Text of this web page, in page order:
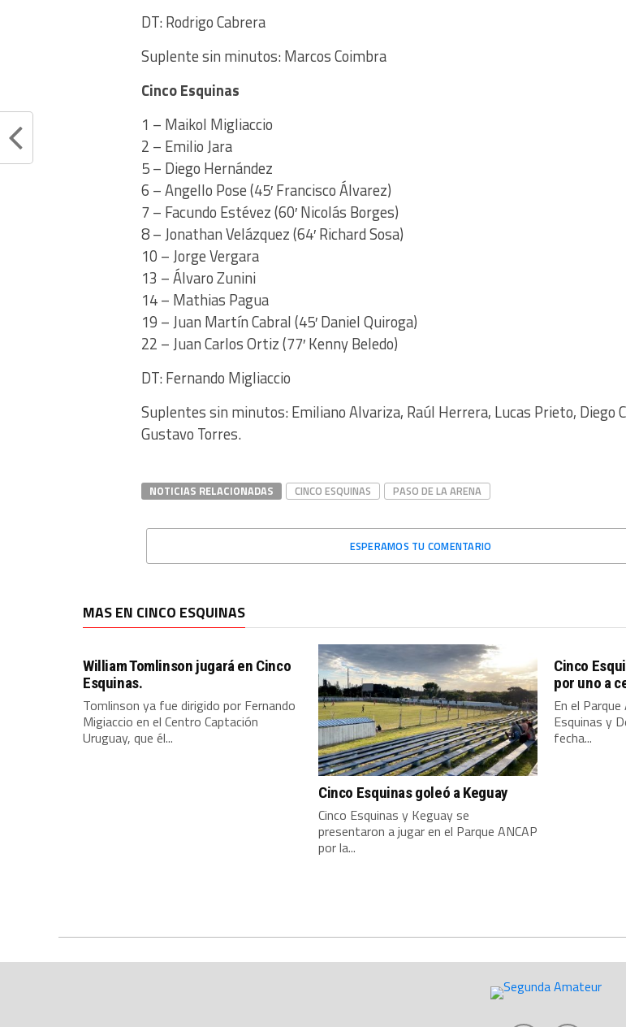
DT: Rodrigo Cabrera
Suplente sin minutos: Marcos Coimbra
Cinco Esquinas
1 – Maikol Migliaccio
2 – Emilio Jara
5 – Diego Hernández
6 – Angello Pose (45′ Francisco Álvarez)
7 – Facundo Estévez (60′ Nicolás Borges)
8 – Jonathan Velázquez (64′ Richard Sosa)
10 – Jorge Vergara
13 – Álvaro Zunini
14 – Mathias Pagua
19 – Juan Martín Cabral (45′ Daniel Quiroga)
22 – Juan Carlos Ortiz (77′ Kenny Beledo)
DT: Fernando Migliaccio
Suplentes sin minutos: Emiliano Alvariza, Raúl Herrera, Lucas Prieto, Diego
Gustavo Torres.
NOTICIAS RELACIONADAS CINCO ESQUINAS PASO DE LA ARENA
ESPERAMOS TU COMENTARIO
MAS EN CINCO ESQUINAS
William Tomlinson jugará en Cinco
Esquinas.
Tomlinson ya fue dirigido por Fernando
Migiaccio en el Centro Captación
Uruguay, que él...
Cinco Esquinas goleó a Keguay
Cinco Esquinas y Keguay se
presentaron a jugar en el Parque ANCAP
por la...
Cinco
por uno a
En el
Esquinas y
fecha...